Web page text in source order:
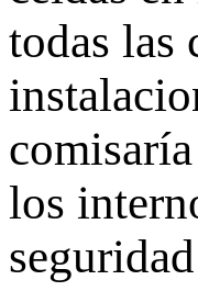
todas las
los